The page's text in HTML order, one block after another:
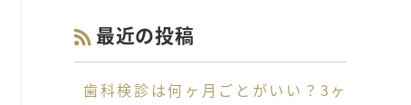
最近の投稿
歯科検診は何ヶ月ごとがいい？3ヶ